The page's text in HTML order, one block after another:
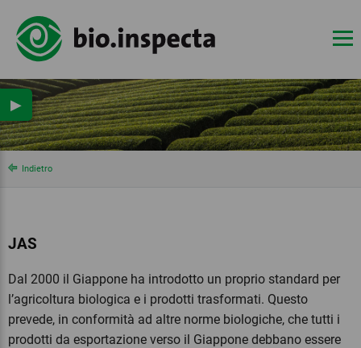
Indietro
JAS
Dal 2000 il Giappone ha introdotto un proprio standard per
l’agricoltura biologica e i prodotti trasformati. Questo
prevede, in conformità ad altre norme biologiche, che tutti i
prodotti da esportazione verso il Giappone debbano essere
▶